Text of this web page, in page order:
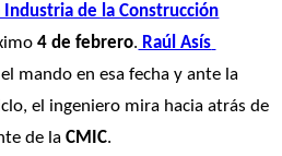
de la Construcción
4 de febrero. Raúl Asís
mando en esa fecha y ante la
el ingeniero mira hacia atrás de
de la CMIC.